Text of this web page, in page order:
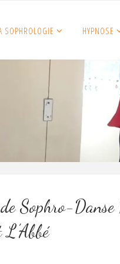
SOPHROLOGIE HYPNOSE
de Sophro-